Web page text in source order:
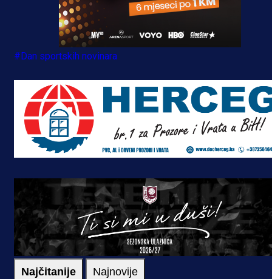
#Dan sportskih novinara
Najčitanije Najnovije